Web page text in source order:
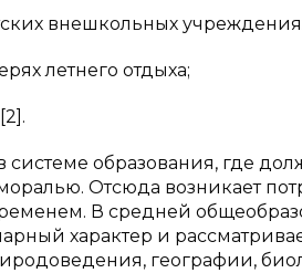
внешкольных
летнего отдыха;
образования, где
Отсюда возникает
В средней
характер и
географии,